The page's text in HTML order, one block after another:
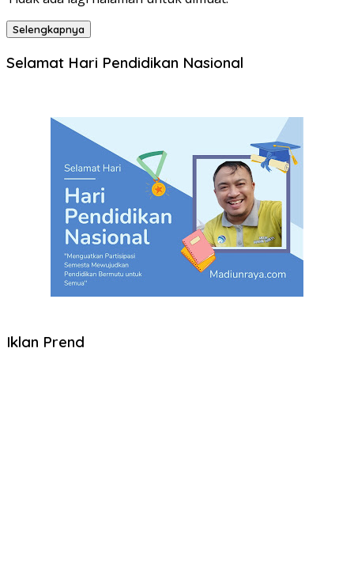
Selengkapnya
Selamat Hari Pendidikan Nasional
Iklan Prend